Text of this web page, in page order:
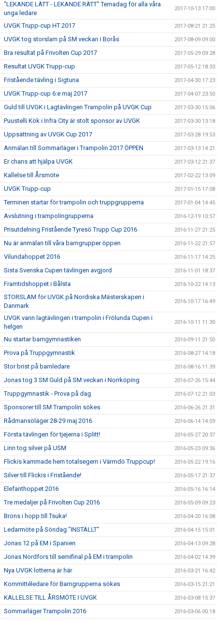
"LEKANDE LÄTT - LEKANDE RÄTT" Temadag för alla våra
unga ledare
2017-10-13 17:00
UVGK Trupp-cup HT 2017 2017-08-21 21:25
UVGK tog storslam på SM veckan i Borås 2017-08-09 09:00
Bra resultat på Frivolten Cup 2017 2017-05-29 09:28
Resultat UVGK Trupp-cup 2017-05-12 18:33
Fristående tävling i Sigtuna 2017-04-30 17:23
UVGK Trupp-cup 6:e maj 2017 2017-04-07 23:50
Guld till UVGK i Lagtävlingen Trampolin på UVGK Cup 2017-03-30 15:06
Puustelli Kök i Infra City är stolt sponsor av UVGK 2017-03-30 13:18
Uppsättning av UVGK Cup 2017 2017-03-28 19:53
Anmälan till Sommarläger i Trampolin 2017 ÖPPEN 2017-03-13 14:21
Er chans att hjälpa UVGK 2017-03-12 21:37
Kallelse till Årsmöte 2017-02-22 13:09
UVGK Trupp-cup 2017-01-15 17:08
Terminen startar för trampolin och truppgrupperna 2017-01-04 14:45
Avslutning i trampolingrupperna 2016-12-19 10:57
Prisutdelning Fristående Tyresö Trupp Cup 2016 2016-11-27 21:25
Nu är anmälan till våra barngrupper öppen 2016-11-22 21:57
Vilundahoppet 2016 2016-11-17 14:25
Sista Svenska Cupen tävlingen avgjord 2016-11-01 18:37
Framtidshoppet i Bålsta 2016-10-22 14:13
STORSLAM för UVGK på Nordiska Mästerskapen i
Danmark
2016-10-17 16:49
UVGK vann lagtävlingen i trampolin i Frölunda Cupen i
helgen
2016-10-11 11:30
Nu startar barngymnastiken 2016-09-11 21:50
Prova på Truppgymnastik 2016-08-27 14:18
Stor brist på barnledare 2016-08-16 11:39
Jonas tog 3 SM Guld på SM veckan i Norrköping 2016-07-26 15:44
Truppgymnastik - Prova på dag 2016-07-12 21:03
Sponsorer till SM Trampolin sökes 2016-06-26 21:31
Rådmansöläger 28-29 maj 2016 2016-06-14 14:09
Första tävlingen för tjejerna i Splitt! 2016-05-27 20:37
Linn tog silver på USM 2016-05-23 09:36
Flickis kammade hem totalsegern i Värmdö Truppcup! 2016-05-22 19:16
Silver till Flickis i Fristående! 2016-05-17 21:37
Elefanthoppet 2016 2016-05-16 16:14
Tre medaljer på Frivolten Cup 2016 2016-05-09 09:23
Brons i hopp till Tsuka! 2016-04-20 16:08
Ledarmöte på Söndag "INSTÄLLT" 2016-04-15 15:01
Jonas 12 på EM i Spanien 2016-04-13 09:28
Jonas Nordfors till semifinal på EM i trampolin 2016-04-02 14:39
Nya UVGK lotterna är här 2016-03-21 16:42
Kommittéledare för Barngrupperna sökes 2016-03-15 21:21
KALLELSE TILL ÅRSMÖTE I UVGK 2016-03-08 15:37
Sommarläger Trampolin 2016 2016-03-06 00:18